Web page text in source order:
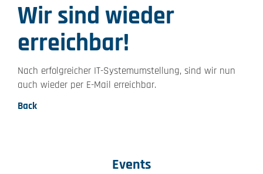
Wir sind wieder
erreichbar!
Nach erfolgreicher IT-Systemumstellung, sind wir nun
auch wieder per E-Mail erreichbar.
Back
Events